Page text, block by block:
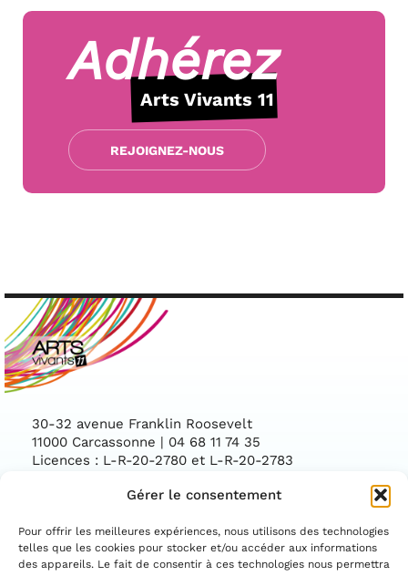
Gérer le consentement
Pour offrir les meilleures expériences, nous utilisons des technologies
telles que les cookies pour stocker et/ou accéder aux informations
des appareils. Le fait de consentir à ces technologies nous permettra
Adhérez
Arts Vivants 11
REJOIGNEZ-NOUS
30-32 avenue Franklin Roosevelt
11000 Carcassonne | 04 68 11 74 35
Licences : L-R-20-2780 et L-R-20-2783
Facebook
ASSOCIATION CONVENTIONNÉE PAR LE